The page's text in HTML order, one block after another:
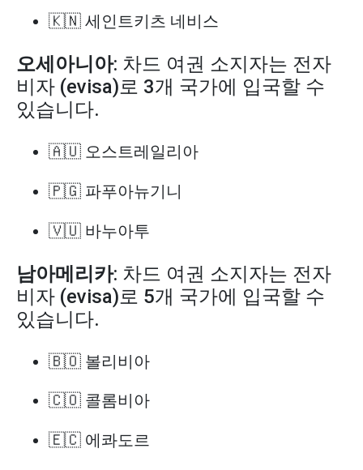
🇰🇳 세인트키츠 네비스
오세아니아: 차드 여권 소지자는 전자
비자 (evisa)로 3개 국가에 입국할 수
있습니다.
🇦🇺 오스트레일리아
🇵🇬 파푸아뉴기니
🇻🇺 바누아투
남아메리카: 차드 여권 소지자는 전자
비자 (evisa)로 5개 국가에 입국할 수
있습니다.
🇧🇴 볼리비아
🇨🇴 콜롬비아
🇪🇨 에콰도르